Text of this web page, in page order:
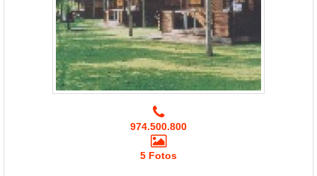
974.500.800
5 Fotos